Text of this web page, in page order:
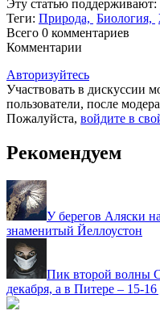
Эту статью поддерживают:
Теги: Природа, Биология,
Всего 0 комментариев
Комментарии
Авторизуйтесь
Участвовать в дискуссии
пользователи, после
Пожалуйста, войдите в
Рекомендуем
У берегов Аляски
знаменитый Йеллоустон
Пик второй волны
декабря, а в Питере – 15-16